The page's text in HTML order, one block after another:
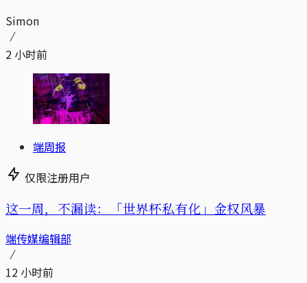
Simon
2 小时前
端周报
仅限注册用户
这一周，不漏读：「世界杯私有化」金权风暴
端传媒编辑部
12 小时前